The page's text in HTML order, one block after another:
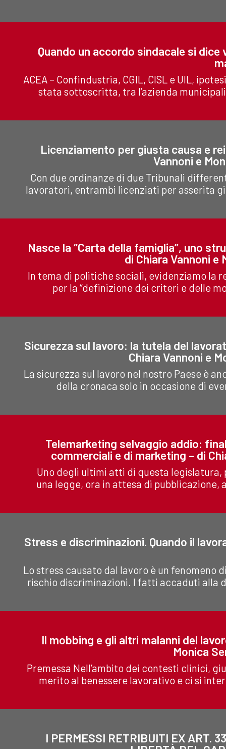
Quando un accordo sindacale si dice
ACEA – Confindustria, CGIL, CISL e UIL,
stata sottoscritta, tra l’azienda
Licenziamento per giusta causa e
Vannoni e
Con due ordinanze di due Tribunali
lavoratori, entrambi licenziati per asserita
Nasce la “Carta della famiglia”, uno
di Chiara Vannoni e
In tema di politiche sociali, evidenziamo la
per la “definizione dei criteri e delle
Sicurezza sul lavoro: la tutela del
Chiara Vannoni e
La sicurezza sul lavoro nel nostro Paese è
della cronaca solo in occasione di
Telemarketing selvaggio addio:
commerciali e di marketing – di
Uno degli ultimi atti di questa legislatura,
una legge, ora in attesa di
Stress e discriminazioni. Quando il
Lo stress causato dal lavoro è un fenomeno
rischio discriminazioni. I fatti accaduti alla
Il mobbing e gli altri malanni del
Monica
Premessa Nell’ambito dei contesti clinici,
merito al benessere lavorativo e ci si
I PERMESSI RETRIBUITI EX ART.